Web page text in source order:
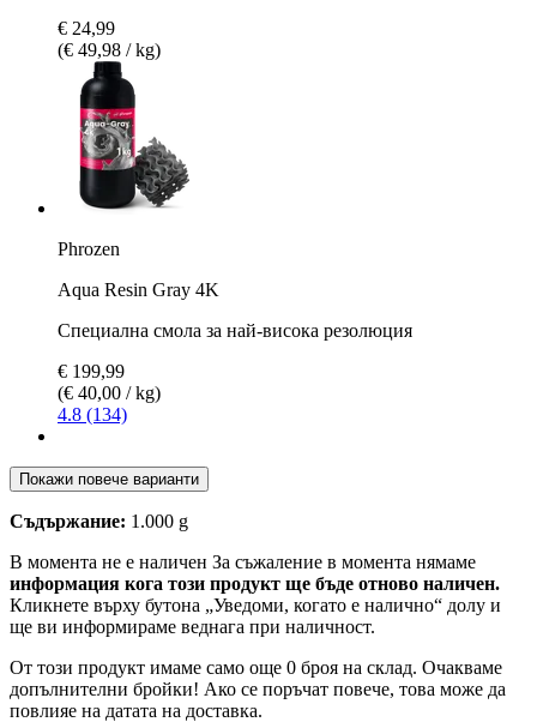
€ 24,99
(€ 49,98 / kg)
Phrozen
Aqua Resin Gray 4K
Специална смола за най-висока резолюция
€ 199,99
(€ 40,00 / kg)
4.8 (134)
Покажи повече варианти
Съдържание: 1.000 g
В момента не е наличен За съжаление в момента нямаме
информация кога този продукт ще бъде отново наличен.
Кликнете върху бутона „Уведоми, когато е налично“ долу и
ще ви информираме веднага при наличност.
От този продукт имаме само още 0 броя на склад. Очакваме
допълнителни бройки! Ако се поръчат повече, това може да
повлияе на датата на доставка.